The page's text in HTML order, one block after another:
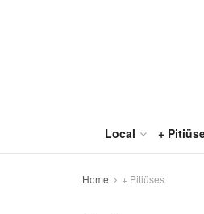
Local +
Home + Pitiüses